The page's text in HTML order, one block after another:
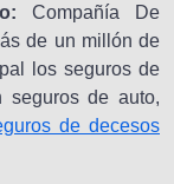
Compañía De
de un millón de
los seguros de
seguros de auto,
de decesos